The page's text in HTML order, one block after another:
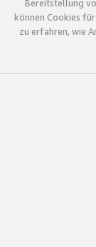
Bereitstellung
können Cookies
zu erfahren, wie